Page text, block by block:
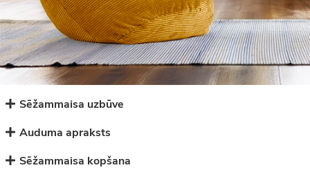
Sēžammaisa uzbūve
Auduma apraksts
Sēžammaisa kopšana